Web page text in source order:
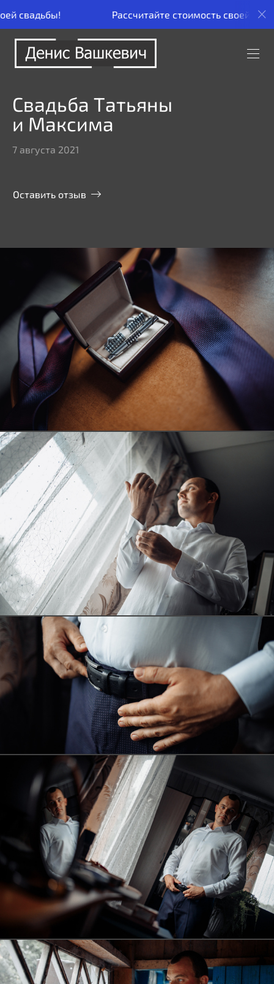
Рассчитайте стоимость своей свадьбы!
Свадьба Татьяны
и Максима
7 августа 2021
Оставить отзыв